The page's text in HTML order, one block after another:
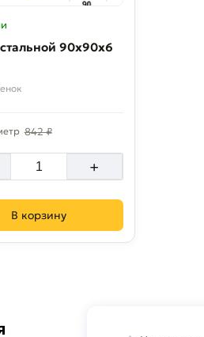
90х90х6
842 ₽
+
В корзину